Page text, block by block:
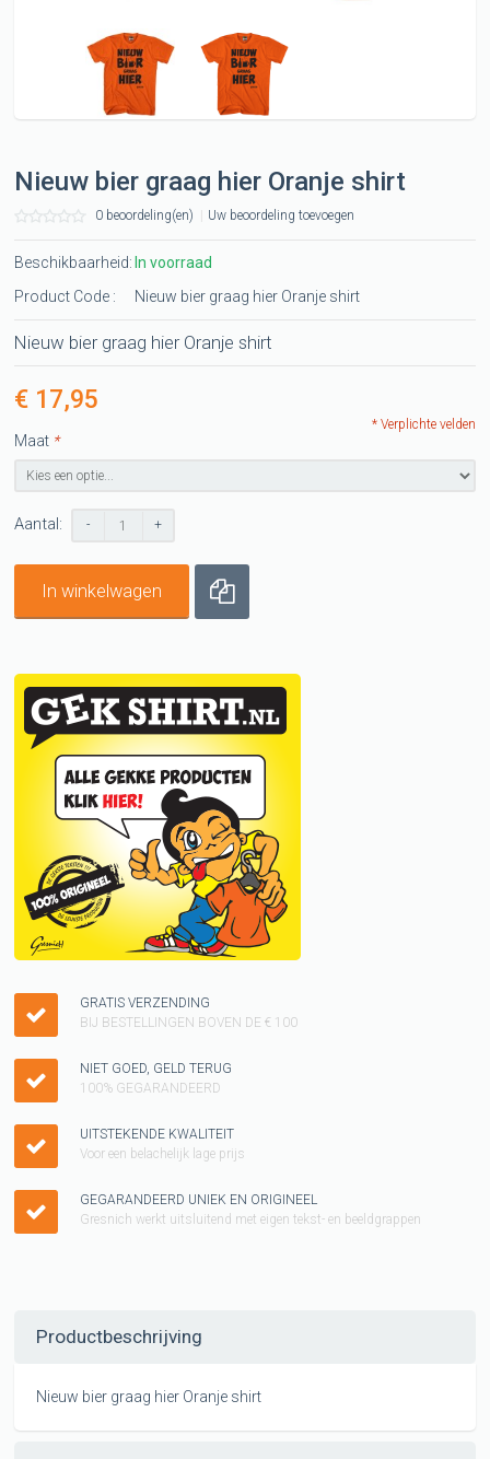
Nieuw bier graag hier Oranje shirt
0 beoordeling(en) Uw beoordeling toevoegen
Beschikbaarheid: In voorraad
Product Code :
Nieuw bier graag hier Oranje shirt
Nieuw bier graag hier Oranje shirt
€ 17,95
*
Maat
* Verplichte velden
Aantal: - +
In winkelwagen
GRATIS VERZENDING
BIJ BESTELLINGEN BOVEN DE € 100
NIET GOED, GELD TERUG
100% GEGARANDEERD
UITSTEKENDE KWALITEIT
Voor een belachelijk lage prijs
GEGARANDEERD UNIEK EN ORIGINEEL
Gresnich werkt uitsluitend met eigen tekst- en beeldgrappen
Productbeschrijving
Nieuw bier graag hier Oranje shirt